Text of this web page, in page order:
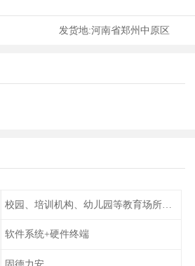
发货地:河南省郑州中原区
校园、培训机构、幼儿园等教育场所人员密集场所消防安全监控管理系统
软件系统+硬件终端